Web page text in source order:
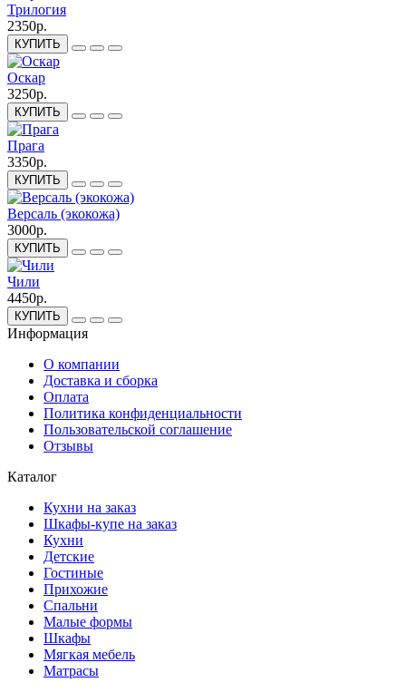
Трилогия
2350р.
КУПИТЬ
Оскар
3250р.
КУПИТЬ
Прага
3350р.
КУПИТЬ
Версаль (экокожа)
3000р.
КУПИТЬ
Чили
4450р.
КУПИТЬ
Информация
О компании
Доставка и сборка
Оплата
Политика конфиденциальности
Пользовательской соглашение
Отзывы
Каталог
Кухни на заказ
Шкафы-купе на заказ
Кухни
Детские
Гостиные
Прихожие
Спальни
Малые формы
Шкафы
Мягкая мебель
Матрасы